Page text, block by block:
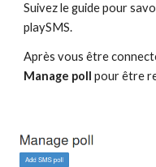
Suivez le guide pour
playSMS.
Après vous être
Manage poll pour être